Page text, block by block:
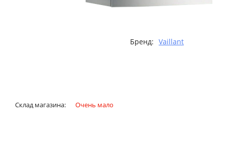
Бренд: Vaillant
Склад магазина: Очень мало